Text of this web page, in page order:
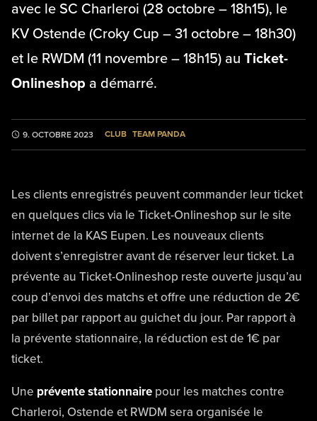
avec le SC Charleroi (28 octobre – 18h15), le
KV Ostende (Croky Cup – 31 octobre – 18h30)
et le RWDM (11 novembre – 18h15) au Ticket-
Onlineshop a démarré.
9. OCTOBRE 2023 CLUB TEAM PANDA
Les clients enregistrés peuvent commander leur ticket
en quelques clics via le Ticket-Onlineshop sur le site
internet de la KAS Eupen. Les nouveaux clients
doivent s’enregistrer avant de réserver leur ticket. La
prévente au Ticket-Onlineshop reste ouverte jusqu’au
coup d’envoi des matchs et offre une réduction de 2€
par billet par rapport au guichet du jour. Par rapport à
la prévente stationnaire, la réduction est de 1€ par
ticket.
Une prévente stationnaire pour les matches contre
Charleroi, Ostende et RWDM sera organisée le